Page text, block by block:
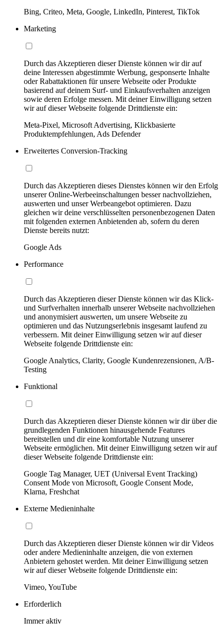
Bing, Criteo, Meta, Google, LinkedIn, Pinterest, TikTok
Marketing
Durch das Akzeptieren dieser Dienste können wir dir auf
deine Interessen abgestimmte Werbung, gesponserte Inhalte
oder Rabattaktionen für unsere Webseite oder Produkte
basierend auf deinem Surf- und Einkaufsverhalten anzeigen
sowie deren Erfolge messen. Mit deiner Einwilligung setzen
wir auf dieser Webseite folgende Drittdienste ein:
Meta-Pixel, Microsoft Advertising, Klickbasierte
Produktempfehlungen, Ads Defender
Erweitertes Conversion-Tracking
Durch das Akzeptieren dieses Dienstes können wir den Erfolg
unserer Online-Werbeeinschaltungen besser nachvollziehen,
auswerten und unser Werbeangebot optimieren. Dazu
gleichen wir deine verschlüsselten personenbezogenen Daten
mit folgenden externen Anbietenden ab, sofern du deren
Dienste bereits nutzt:
Google Ads
Performance
Durch das Akzeptieren dieser Dienste können wir das Klick-
und Surfverhalten innerhalb unserer Webseite nachvollziehen
und anonymisiert auswerten, um unsere Webseite zu
optimieren und das Nutzungserlebnis insgesamt laufend zu
verbessern. Mit deiner Einwilligung setzen wir auf dieser
Webseite folgende Drittdienste ein:
Google Analytics, Clarity, Google Kundenrezensionen, A/B-
Testing
Funktional
Durch das Akzeptieren dieser Dienste können wir dir über die
grundlegenden Funktionen hinausgehende Features
bereitstellen und dir eine komfortable Nutzung unserer
Webseite ermöglichen. Mit deiner Einwilligung setzen wir auf
dieser Webseite folgende Drittdienste ein:
Google Tag Manager, UET (Universal Event Tracking)
Consent Mode von Microsoft, Google Consent Mode,
Klarna, Freshchat
Externe Medieninhalte
Durch das Akzeptieren dieser Dienste können wir dir Videos
oder andere Medieninhalte anzeigen, die von externen
Anbietern gehostet werden. Mit deiner Einwilligung setzen
wir auf dieser Webseite folgende Drittdienste ein:
Vimeo, YouTube
Erforderlich
Immer aktiv